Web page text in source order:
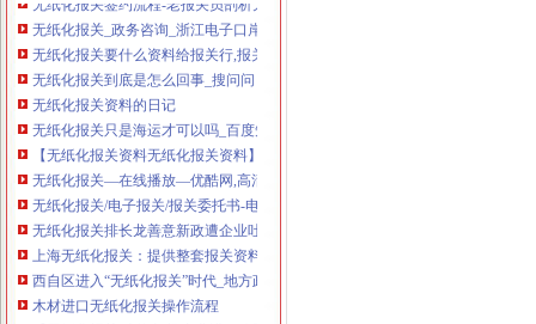
无纸化报关_政务咨询_浙江电子口岸
无纸化报关要什么资料给报关行,报关行,诺金报关
无纸化报关到底是怎么回事_搜问问
无纸化报关资料的日记
无纸化报关只是海运才可以吗_百度知道
【无纸化报关资料无纸化报关资料】价格_厂家_图片-Hc360慧聪网
无纸化报关—在线播放—优酷网,高清在线观看
无纸化报关/电子报关/报关委托书-电子委托书电子报关委托书有限公司
无纸化报关排长龙善意新政遭企业吐槽_资讯频道_凤凰网
上海无纸化报关：提供整套报关资料
西自区进入“无纸化报关”时代_地方政务_中国网
木材进口无纸化报关操作流程
【无纸化报关-上海机场专业进口公司】价格_厂家_图片-Hc360慧聪网